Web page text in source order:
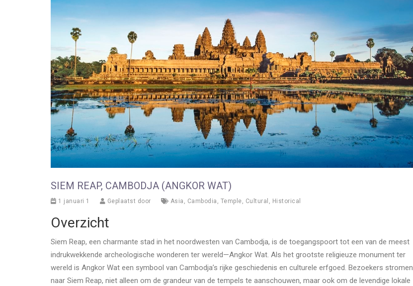
SIEM REAP, CAMBODJA (ANGKOR WAT)
1 januari 1 Geplaatst door Asia , Cambodia , Temple, Cultural , Historical
Overzicht
Siem Reap, een charmante stad in het noordwesten van Cambodja, is de toegangspoort tot een van de meest
indrukwekkende archeologische wonderen ter wereld—Angkor Wat. Als het grootste religieuze monument ter
wereld is Angkor Wat een symbool van Cambodja’s rijke geschiedenis en culturele erfgoed. Bezoekers stromen
naar Siem Reap, niet alleen om de grandeur van de tempels te aanschouwen, maar ook om de levendige lokale